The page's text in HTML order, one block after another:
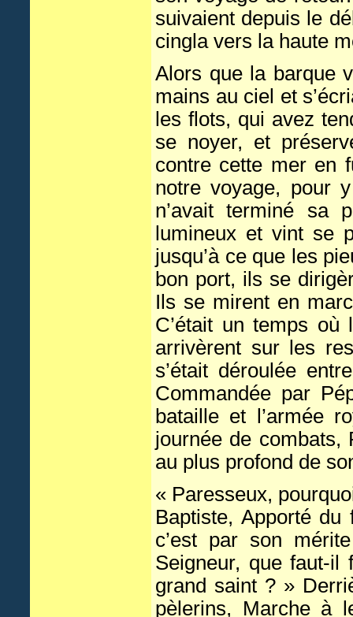
suivaient depuis le
cingla vers la haute
Alors que la barque
mains au ciel et
les flots, qui avez
se noyer, et
contre cette mer en
notre voyage, pour
n’avait terminé sa
lumineux et vint se
jusqu’à ce que les
bon port, ils se
Ils se mirent en
C’était un temps
arrivèrent sur les
s’était déroulée
Commandée par
bataille et l’armée
journée de combats,
au plus profond de
« Paresseux,
Baptiste, Apporté du
c’est par son
Seigneur, que faut-il
grand saint ? »
pèlerins, Marche à